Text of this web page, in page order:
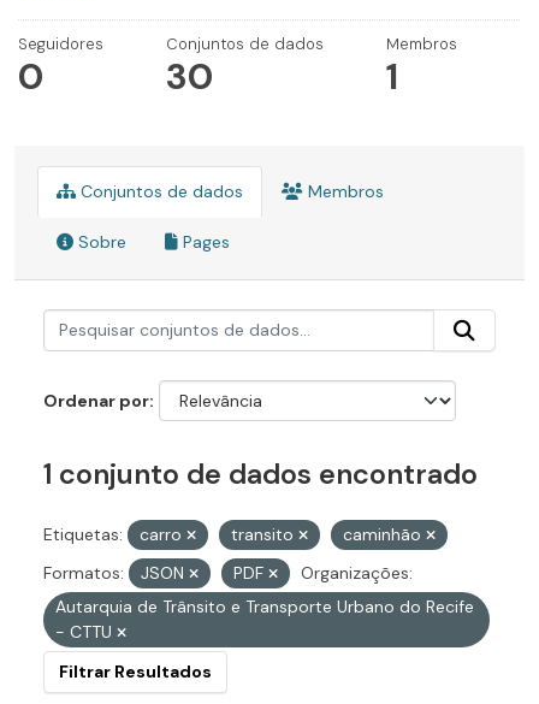
Seguidores
0
Conjuntos de dados
30
Membros
1
Conjuntos de dados Membros
Sobre Pages
Ordenar por
1 conjunto de dados encontrado
Etiquetas: carro transito
caminhão
Formatos:
JSON PDF
Organizações:
Autarquia de Trânsito e Transporte Urbano do Recife
- CTTU
Filtrar Resultados